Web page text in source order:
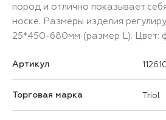
пород и отлично показывает
носке. Размеры изделия
25*450-680мм (размер L). Цвет:
Артикул
Торговая марка Triol